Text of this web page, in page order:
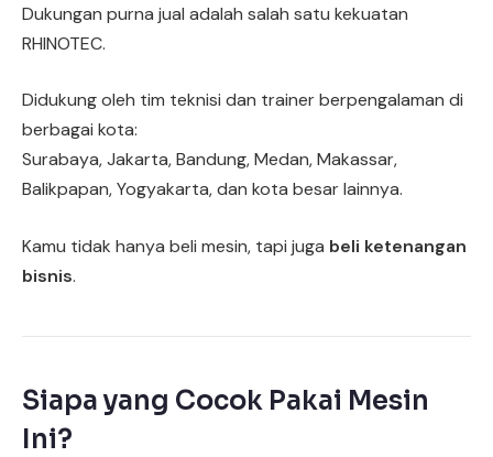
Dukungan purna jual adalah salah satu kekuatan
RHINOTEC.
Didukung oleh tim teknisi dan trainer berpengalaman di
berbagai kota:
Surabaya, Jakarta, Bandung, Medan, Makassar,
Balikpapan, Yogyakarta, dan kota besar lainnya.
Kamu tidak hanya beli mesin, tapi juga beli ketenangan
bisnis.
Siapa yang Cocok Pakai Mesin
Ini?